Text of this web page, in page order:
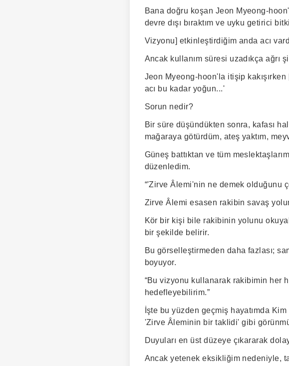
Bana doğru koşan Jeon Myeong-
devre dışı bıraktım ve uyku getirici
Vizyonu] etkinleştirdiğim anda acı
Ancak kullanım süresi uzadıkça ağrı
Jeon Myeong-hoon'la itişip
acı bu kadar yoğun...'
Sorun nedir?
Bir süre düşündükten sonra, kafası
mağaraya götürdüm, ateş yaktım,
Güneş battıktan ve tüm
düzenledim.
“'Zirve Âlemi'nin ne demek olduğunu
Zirve Âlemi esasen rakibin savaş
Kör bir kişi bile rakibinin yolunu
bir şekilde belirir.
Bu görselleştirmeden daha fazlası;
boyuyor.
“Bu vizyonu kullanarak rakibimin her
hedefleyebilirim.”
İşte bu yüzden geçmiş hayatımda
'Zirve Âleminin bir taklidi' gibi
Duyuları en üst düzeye çıkararak
Ancak yetenek eksikliğim nedeniyle,